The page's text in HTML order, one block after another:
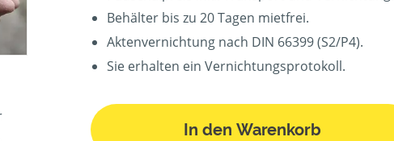
Behälter bis zu 20 Tagen mietfrei.
Aktenvernichtung nach DIN 66399 (S2/P4).
Sie erhalten ein Vernichtungsprotokoll.
In den Warenkorb